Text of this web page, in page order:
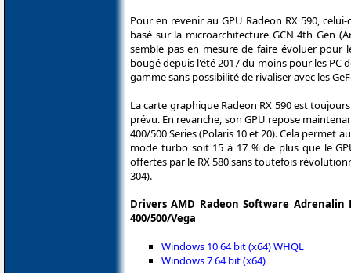
Pour en revenir au GPU Radeon RX 590,
basé sur la microarchitecture GCN 4th Gen
semble pas en mesure de faire évoluer pour
bougé depuis l'été 2017 du moins pour les
gamme sans possibilité de rivaliser avec les
La carte graphique Radeon RX 590 est
prévu. En revanche, son GPU repose
400/500 Series (Polaris 10 et 20). Cela permet
mode turbo soit 15 à 17 % de plus que le
offertes par le RX 580 sans toutefois
304).
Drivers AMD Radeon Software Adrenalin
400/500/Vega
Windows 10 64 bit (x64) WHQL
Windows 7 64 bit (x64)